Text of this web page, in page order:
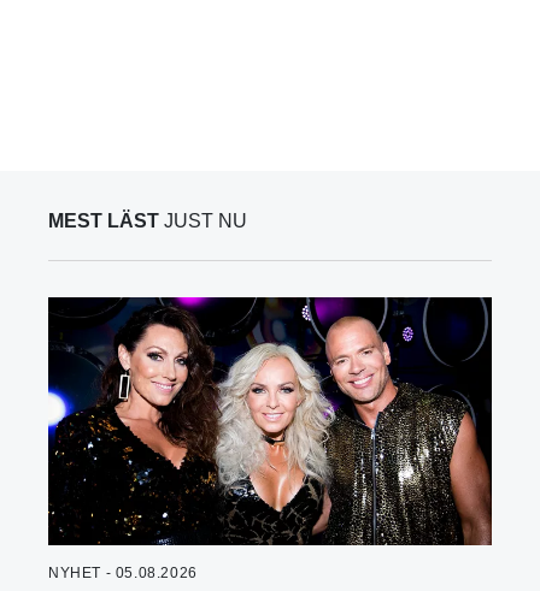
MEST LÄST JUST NU
NYHET - 05.08.2026